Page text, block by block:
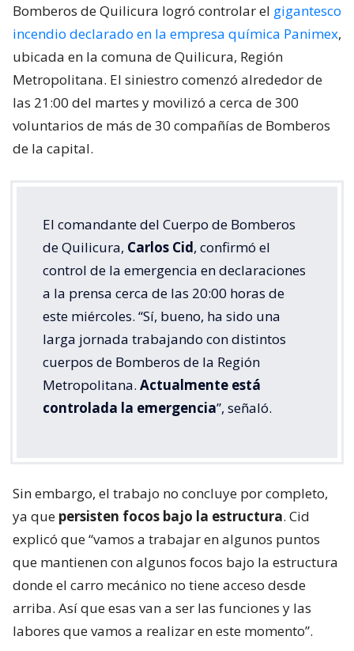
Bomberos de Quilicura logró controlar el gigantesco
incendio declarado en la empresa química Panimex,
ubicada en la comuna de Quilicura, Región
Metropolitana. El siniestro comenzó alrededor de
las 21:00 del martes y movilizó a cerca de 300
voluntarios de más de 30 compañías de Bomberos
de la capital.
El comandante del Cuerpo de Bomberos
de Quilicura, Carlos Cid, confirmó el
control de la emergencia en declaraciones
a la prensa cerca de las 20:00 horas de
este miércoles. “Sí, bueno, ha sido una
larga jornada trabajando con distintos
cuerpos de Bomberos de la Región
Metropolitana. Actualmente está
controlada la emergencia”, señaló.
Sin embargo, el trabajo no concluye por completo,
ya que persisten focos bajo la estructura. Cid
explicó que “vamos a trabajar en algunos puntos
que mantienen con algunos focos bajo la estructura
donde el carro mecánico no tiene acceso desde
arriba. Así que esas van a ser las funciones y las
labores que vamos a realizar en este momento”.